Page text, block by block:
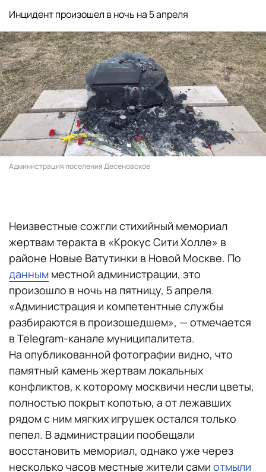
Инцидент произошел в ночь на 5 апреля
Администрация поселения Десеновское
Неизвестные сожгли стихийный мемориал
жертвам теракта в «Крокус Сити Холле» в
районе Новые Ватутинки в Новой Москве. По
данным местной администрации, это
произошло в ночь на пятницу, 5 апреля.
«Администрация и компетентные службы
разбираются в произошедшем», — отмечается
в Telegram-канале муниципалитета.
На опубликованной фотографии видно, что
памятный камень жертвам локальных
конфликтов, к которому москвичи несли цветы,
полностью покрыт копотью, а от лежавших
рядом с ним мягких игрушек остался только
пепел. В администрации пообещали
восстановить мемориал, однако уже через
несколько часов местные жители сами отмыли